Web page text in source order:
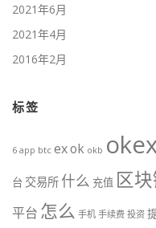
2021年6月
2021年4月
2016年2月
标签
6 app btc exok okb
台 交易所 什么 充值 区
平台 怎么 手机 手续费 投资